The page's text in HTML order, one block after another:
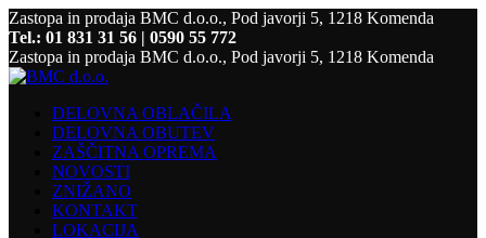
Zastopa in prodaja BMC d.o.o., Pod javorji 5, 1218 Komenda
Tel.: 01 831 31 56 | 0590 55 772
Zastopa in prodaja BMC d.o.o., Pod javorji 5, 1218 Komenda
DELOVNA OBLAČILA
DELOVNA OBUTEV
ZAŠČITNA OPREMA
NOVOSTI
ZNIŽANO
KONTAKT
LOKACIJA